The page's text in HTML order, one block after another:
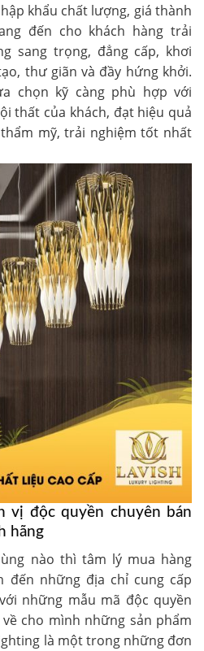
khẩu chất lượng, giá thành
đến cho khách hàng trải
sang trọng, đẳng cấp, khơi
thư giãn và đầy hứng khởi.
chọn kỹ càng phù hợp với
thất của khách, đạt hiệu quả
mỹ, trải nghiệm tốt nhất
vị độc quyền chuyên bán
hãng
nào thì tâm lý mua hàng
đến những địa chỉ cung cấp
những mẫu mã độc quyền
cho mình những sản phẩm
là một trong những đơn